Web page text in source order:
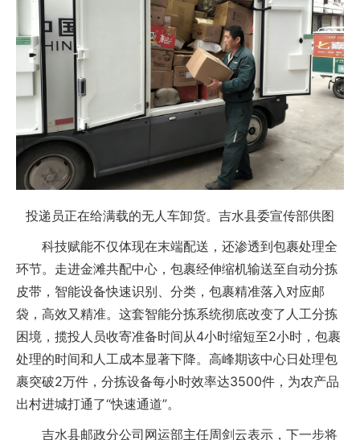
投递员正在给满载的无人车卸货。吉水县委宣传部供图
科技赋能不仅体现在末端配送，还渗透到包裹处理全
环节。走进金滩共配中心，包裹经伸缩机输送至自动分拣
皮带，智能设备快速识别、分类，包裹精准落入对应邮
袋，高效又精准。这套智能分拣系统彻底改变了人工分拣
困境，揽投人员收寄准备时间从4小时缩短至2小时，包裹
处理的时间和人工成本显著下降。高峰期该中心日处理包
裹突破2万件，分拣设备每小时效率达3500件，为农产品
出村进城打通了“快速通道”。
吉水县邮政分公司网运部主任周剑云表示，下一步将